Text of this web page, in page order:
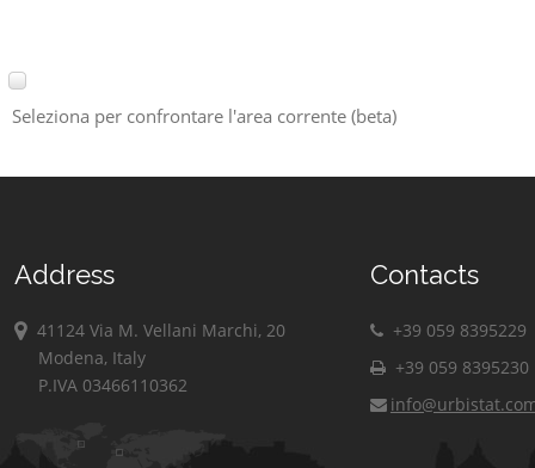
Seleziona per confrontare l'area corrente (beta)
Address
41124 Via M. Vellani Marchi, 20
Modena, Italy
P.IVA 03466110362
Contacts
+39 059 8395229
+39 059 8395230